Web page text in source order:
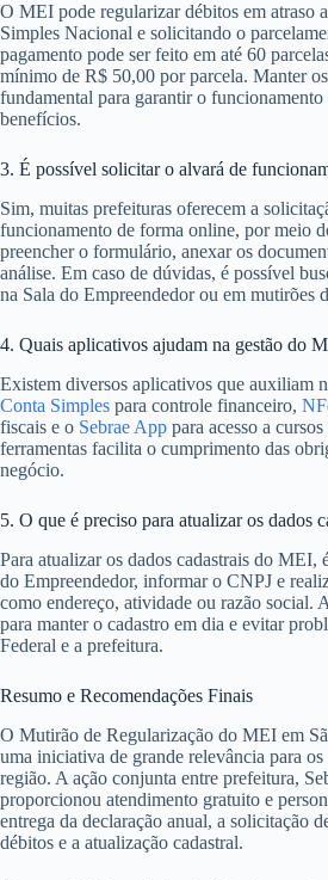
O MEI pode regularizar débitos em atraso
Simples Nacional e solicitando o
pagamento pode ser feito em até 60
mínimo de R$ 50,00 por parcela. Manter
fundamental para garantir o funcionamento
benefícios.
3. É possível solicitar o alvará de
Sim, muitas prefeituras oferecem a
funcionamento de forma online, por meio
preencher o formulário, anexar os
análise. Em caso de dúvidas, é possível
na Sala do Empreendedor ou em mutirões
4. Quais aplicativos ajudam na gestão do
Existem diversos aplicativos que auxiliam
Conta Simples para controle financeiro,
fiscais e o Sebrae App para acesso a
ferramentas facilita o cumprimento das
negócio.
5. O que é preciso para atualizar os dados
Para atualizar os dados cadastrais do MEI,
do Empreendedor, informar o CNPJ e
como endereço, atividade ou razão social.
para manter o cadastro em dia e evitar
Federal e a prefeitura.
Resumo e Recomendações Finais
O Mutirão de Regularização do MEI em
uma iniciativa de grande relevância para
região. A ação conjunta entre prefeitura,
proporcionou atendimento gratuito e
entrega da declaração anual, a solicitação
débitos e a atualização cadastral.